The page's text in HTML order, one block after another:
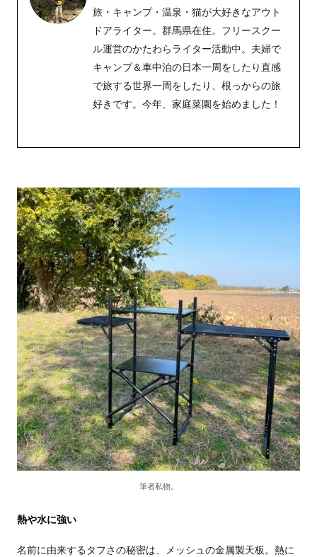
旅・キャンプ・温泉・猫が大好きなアウト
ドアライター。群馬県在住。フリースクー
ル運営のかたわらライター活動中。夫婦で
キャンプ＆車中泊の日本一周をしたり直感
で旅する世界一周をしたり、根っからの旅
好きです。今年、家庭菜園を始めました！
筆者私物。
熱や水に強い
名前に由来するタフさの秘密は、メッシュの金属製天板。熱に